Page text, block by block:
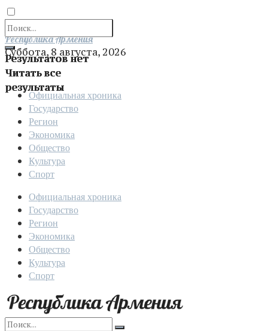
Результатов нет
Читать все
результаты
Отправить
Республика Армения
Суббота, 8 августа, 2026
Официальная хроника
Государство
Регион
Экономика
Общество
Культура
Спорт
Официальная хроника
Государство
Регион
Экономика
Общество
Культура
Спорт